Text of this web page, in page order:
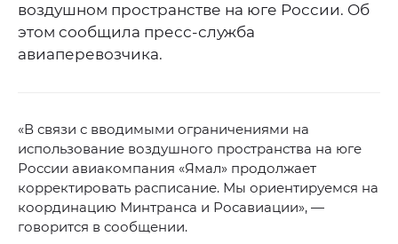
воздушном пространстве на юге России. Об
этом сообщила пресс-служба
авиаперевозчика.
«В связи с вводимыми ограничениями на
использование воздушного пространства на юге
России авиакомпания «Ямал» продолжает
корректировать расписание. Мы ориентируемся на
координацию Минтранса и Росавиации», —
говорится в сообщении.